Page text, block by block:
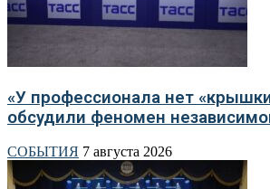
«У профессионала нет
обсудили феномен
СОБЫТИЯ 7 августа 2026